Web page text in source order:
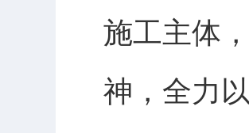
施工主体
神，全力